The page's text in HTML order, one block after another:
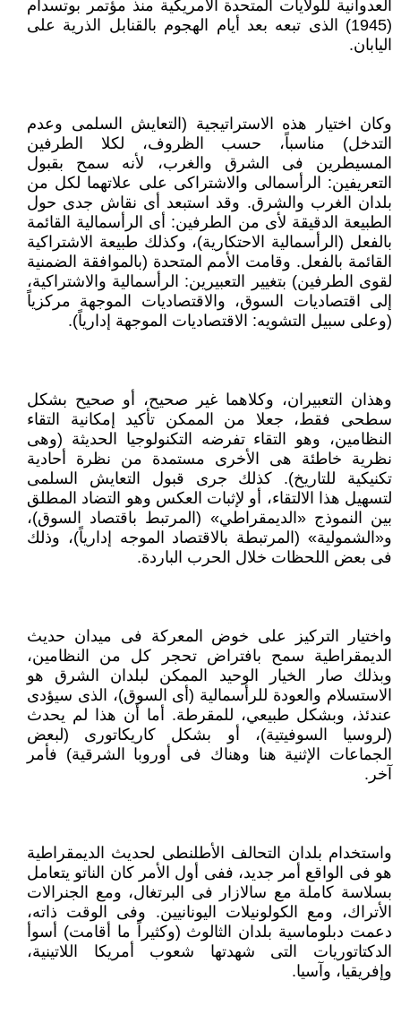
العدوانية للولايات المتحدة الأمريكية منذ مؤتمر بوتسدام
(1945) الذى تبعه بعد أيام الهجوم بالقنابل الذرية على
اليابان.
وكان اختيار هذه الاستراتيجية (التعايش السلمى وعدم
التدخل) مناسباً، حسب الظروف، لكلا الطرفين
المسيطرين فى الشرق والغرب، لأنه سمح بقبول
التعريفين: الرأسمالى والاشتراكى على علاتهما لكل من
بلدان الغرب والشرق. وقد استبعد أى نقاش جدى حول
الطبيعة الدقيقة لأى من الطرفين: أى الرأسمالية القائمة
بالفعل (الرأسمالية الاحتكارية)، وكذلك طبيعة الاشتراكية
القائمة بالفعل. وقامت الأمم المتحدة (بالموافقة الضمنية
لقوى الطرفين) بتغيير التعبيرين: الرأسمالية والاشتراكية،
إلى اقتصاديات السوق، والاقتصاديات الموجهة مركزياً
(وعلى سبيل التشويه: الاقتصاديات الموجهة إدارياً).
وهذان التعبيران، وكلاهما غير صحيح، أو صحيح بشكل
سطحى فقط، جعلا من الممكن تأكيد إمكانية التقاء
النظامين، وهو التقاء تفرضه التكنولوجيا الحديثة (وهى
نظرية خاطئة هى الأخرى مستمدة من نظرة أحادية
تكنيكية للتاريخ). كذلك جرى قبول التعايش السلمى
لتسهيل هذا الالتقاء، أو لإثبات العكس وهو التضاد المطلق
بين النموذج «الديمقراطي» (المرتبط باقتصاد السوق)،
و«الشمولية» (المرتبطة بالاقتصاد الموجه إدارياً)، وذلك
فى بعض اللحظات خلال الحرب الباردة.
واختيار التركيز على خوض المعركة فى ميدان حديث
الديمقراطية سمح بافتراض تحجر كل من النظامين،
وبذلك صار الخيار الوحيد الممكن لبلدان الشرق هو
الاستسلام والعودة للرأسمالية (أى السوق)، الذى سيؤدى
عندئذ، وبشكل طبيعي، للمقرطة. أما أن هذا لم يحدث
(لروسيا السوفيتية)، أو بشكل كاريكاتورى (لبعض
الجماعات الإثنية هنا وهناك فى أوروبا الشرقية) فأمر
آخر.
واستخدام بلدان التحالف الأطلنطى لحديث الديمقراطية
هو فى الواقع أمر جديد، ففى أول الأمر كان الناتو يتعامل
بسلاسة كاملة مع سالازار فى البرتغال، ومع الجنرالات
الأتراك، ومع الكولونيلات اليونانيين. وفى الوقت ذاته،
دعمت دبلوماسية بلدان الثالوث (وكثيراً ما أقامت) أسوأ
الدكتاتوريات التى شهدتها شعوب أمريكا اللاتينية،
وإفريقيا، وآسيا.